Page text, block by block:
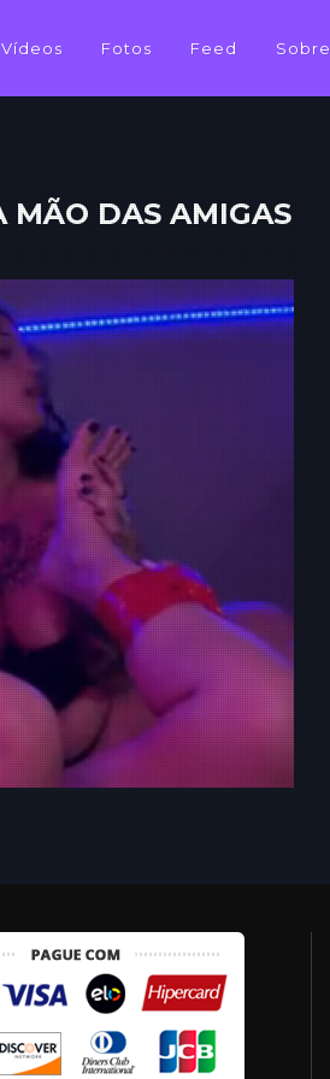
Vídeos Fotos Feed Sobre
DAS AMIGAS